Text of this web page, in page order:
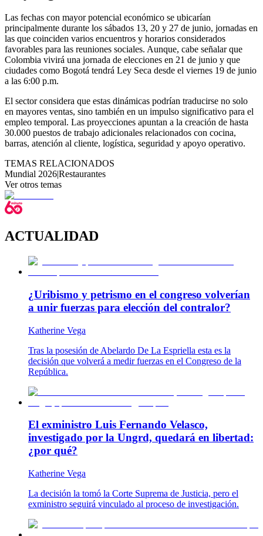
Las fechas con mayor potencial económico se ubicarían
principalmente durante los sábados 13, 20 y 27 de junio, jornadas en
las que coinciden varios encuentros y horarios considerados
favorables para las reuniones sociales. Aunque, cabe señalar que
Colombia vivirá una jornada de elecciones en 21 de junio y que
ciudades como Bogotá tendrá Ley Seca desde el viernes 19 de junio
a las 6:00 p.m.
El sector considera que estas dinámicas podrían traducirse no solo
en mayores ventas, sino también en un impulso significativo para el
empleo temporal. Las proyecciones apuntan a la creación de hasta
30.000 puestos de trabajo adicionales relacionados con cocina,
barras, atención al cliente, logística, seguridad y apoyo operativo.
TEMAS RELACIONADOS
Mundial 2026|Restaurantes
Ver otros temas
ACTUALIDAD
¿Uribismo y petrismo en el congreso volverían
a unir fuerzas para elección del contralor?
Katherine Vega
Tras la posesión de Abelardo De La Espriella esta es la
decisión que volverá a medir fuerzas en el Congreso de la
República.
El exministro Luis Fernando Velasco,
investigado por la Ungrd, quedará en libertad:
¿por qué?
Katherine Vega
La decisión la tomó la Corte Suprema de Justicia, pero el
exministro seguirá vinculado al proceso de investigación.